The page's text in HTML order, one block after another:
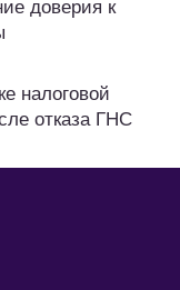
доверия к
налоговой
отказа ГНС